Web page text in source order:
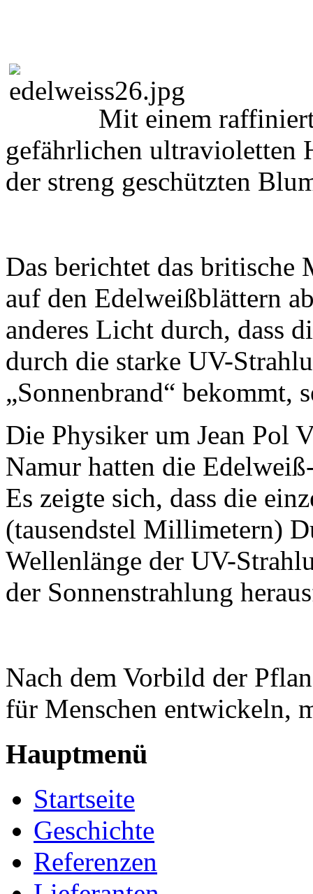
Mit einem
gefährlichen ultravioletten
der streng geschützten
Das berichtet das britische
auf den Edelweißblättern
anderes Licht durch, dass
durch die starke UV-
„Sonnenbrand“ bekommt,
Die Physiker um Jean Pol
Namur hatten die
Es zeigte sich, dass die
(tausendstel Millimetern)
Wellenlänge der UV-
der Sonnenstrahlung
Nach dem Vorbild der
für Menschen entwickeln,
Hauptmenü
Startseite
Geschichte
Referenzen